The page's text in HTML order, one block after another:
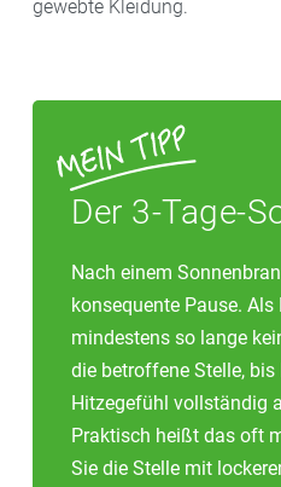
gewebte Kleidung.
Der 3-Tage-
Nach einem
konsequente Pause.
mindestens so lange
die betroffene Stelle,
Hitzegefühl vollständig
Praktisch heißt das oft
Sie die Stelle mit